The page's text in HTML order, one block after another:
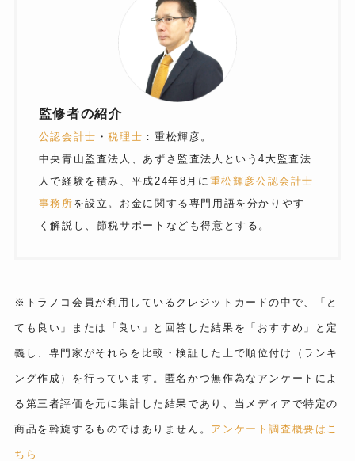
監修者の紹介
公認会計士 ・税理士 ：重松輝彦。
中央青山監査法人、あずさ監査法人という4大監査法
人で経験を積み、平成24年8月に 重松輝彦公認会計士
事務所 を設立。お金に関する専門用語を分かりやす
く解説し、節税サポートなども得意とする。
※トラノコ会員が利用しているクレジットカードの中で、「と
ても良い」または「良い」と回答した結果を「おすすめ」と定
義し、専門家がそれらを比較・検証した上で順位付け（ランキ
ング作成）を行っています。匿名かつ無作為なアンケートによ
る第三者評価を元に集計した結果であり、当メディアで特定の
商品を斡旋するものではありません。 アンケート調査概要はこ
ちら